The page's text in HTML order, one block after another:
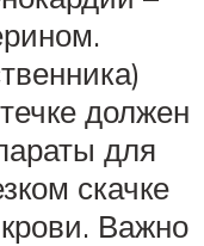
должен
для
скачке
Важно